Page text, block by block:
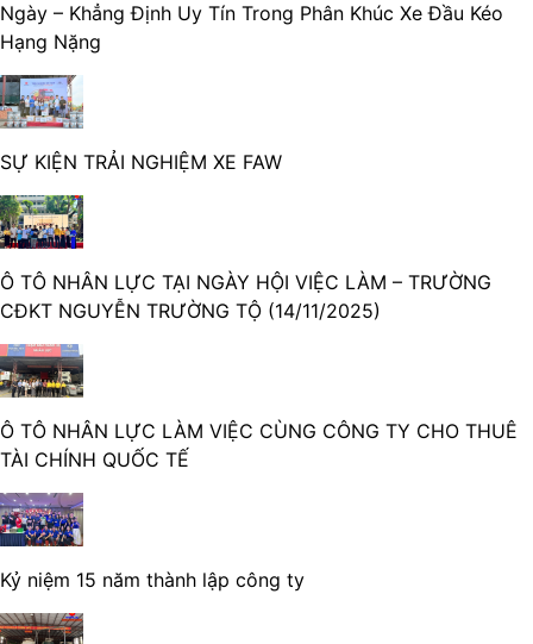
Ngày – Khẳng Định Uy Tín Trong Phân Khúc Xe Đầu Kéo
Hạng Nặng
SỰ KIỆN TRẢI NGHIỆM XE FAW
Ô TÔ NHÂN LỰC TẠI NGÀY HỘI VIỆC LÀM – TRƯỜNG
CĐKT NGUYỄN TRƯỜNG TỘ (14/11/2025)
Ô TÔ NHÂN LỰC LÀM VIỆC CÙNG CÔNG TY CHO THUÊ
TÀI CHÍNH QUỐC TẾ
Kỷ niệm 15 năm thành lập công ty